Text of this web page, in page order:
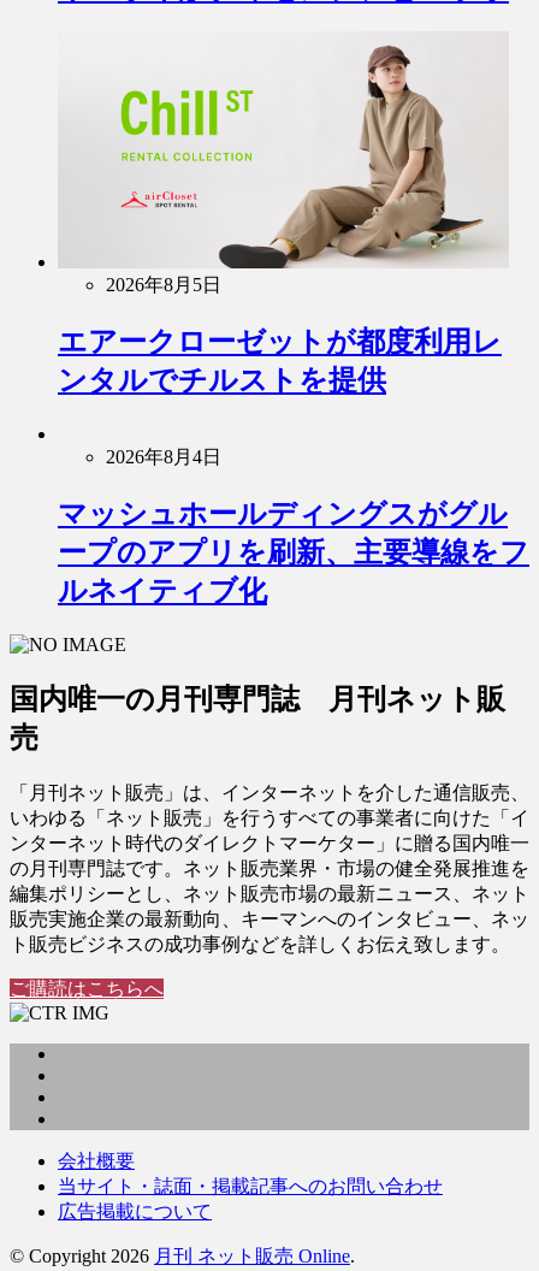
2026年8月5日
エアークローゼットが都度利用レ
ンタルでチルストを提供
2026年8月4日
マッシュホールディングスがグル
ープのアプリを刷新、主要導線をフ
ルネイティブ化
国内唯一の月刊専門誌 月刊ネット販
売
「月刊ネット販売」は、インターネットを介した通信販売、
いわゆる「ネット販売」を行うすべての事業者に向けた「イ
ンターネット時代のダイレクトマーケター」に贈る国内唯一
の月刊専門誌です。ネット販売業界・市場の健全発展推進を
編集ポリシーとし、ネット販売市場の最新ニュース、ネット
販売実施企業の最新動向、キーマンへのインタビュー、ネッ
ト販売ビジネスの成功事例などを詳しくお伝え致します。
ご購読はこちらへ
会社概要
当サイト・誌面・掲載記事へのお問い合わせ
広告掲載について
© Copyright 2026 月刊 ネット販売 Online.